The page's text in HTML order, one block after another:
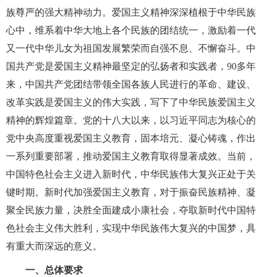
族尊严的强大精神动力。爱国主义精神深深植根于中华民族
心中，维系着中华大地上各个民族的团结统一，激励着一代
又一代中华儿女为祖国发展繁荣而自强不息、不懈奋斗。中
国共产党是爱国主义精神最坚定的弘扬者和实践者， 90多年
来，中国共产党团结带领全国各族人民进行的革命、建设、
改革实践是爱国主义的伟大实践，写下了中华民族爱国主义
精神的辉煌篇章。党的十八大以来，以习近平同志为核心的
党中央高度重视爱国主义教育，固本培元、凝心铸魂，作出
一系列重要部署，推动爱国主义教育取得显著成效。当前，
中国特色社会主义进入新时代，中华民族伟大复兴正处于关
键时期。新时代加强爱国主义教育，对于振奋民族精神、凝
聚全民族力量，决胜全面建成小康社会，夺取新时代中国特
色社会主义伟大胜利，实现中华民族伟大复兴的中国梦，具
有重大而深远的意义。
一、总体要求